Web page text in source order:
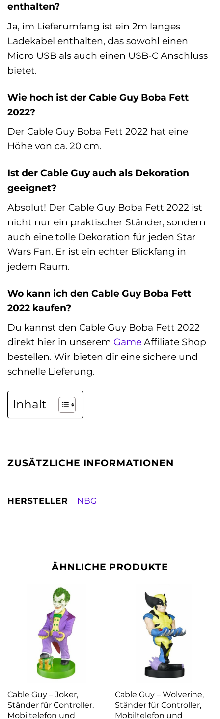
enthalten?
Ja, im Lieferumfang ist ein 2m langes
Ladekabel enthalten, das sowohl einen
Micro USB als auch einen USB-C Anschluss
bietet.
Wie hoch ist der Cable Guy Boba Fett
2022?
Der Cable Guy Boba Fett 2022 hat eine
Höhe von ca. 20 cm.
Ist der Cable Guy auch als Dekoration
geeignet?
Absolut! Der Cable Guy Boba Fett 2022 ist
nicht nur ein praktischer Ständer, sondern
auch eine tolle Dekoration für jeden Star
Wars Fan. Er ist ein echter Blickfang in
jedem Raum.
Wo kann ich den Cable Guy Boba Fett
2022 kaufen?
Du kannst den Cable Guy Boba Fett 2022
direkt hier in unserem Game Affiliate Shop
bestellen. Wir bieten dir eine sichere und
schnelle Lieferung.
Inhalt
ZUSÄTZLICHE INFORMATIONEN
HERSTELLER NBG
ÄHNLICHE PRODUKTE
Cable Guy – Joker,
Ständer für Controller,
Mobiltelefon und
Cable Guy – Wolverine,
Ständer für Controller,
Mobiltelefon und